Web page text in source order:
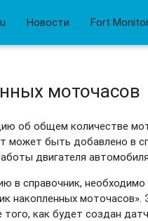
Новости Fort
моточасов
об общем количестве
может быть добавлено в
двигателя автомобиля
в справочник,
накопленных
как будет создан